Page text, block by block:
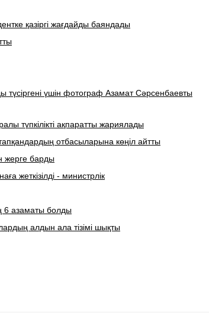
қазіргі жағдайды баяндады
үшін фотограф Азамат Сәрсенбаевты
түпкілікті ақпаратты жариялады
отбасыларына көңіл айтты
жерге барды
жеткізілді - министрлік
6 азаматы болды
алдын ала тізімі шықты